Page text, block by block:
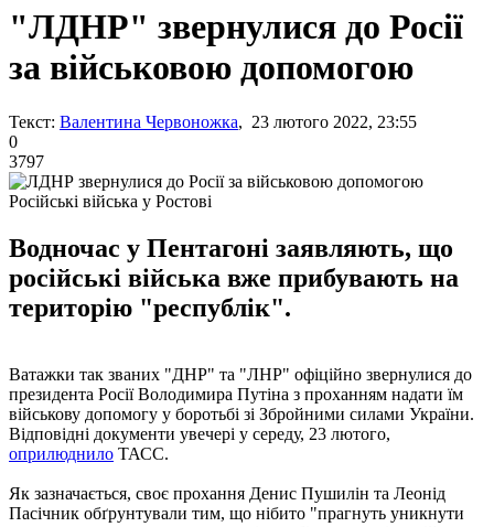
"ЛДНР" звернулися до Росії
за військовою допомогою
Текст: Валентина Червоножка, 23 лютого 2022, 23:55
0
3797
Російські війська у Ростові
Водночас у Пентагоні заявляють, що
російські війська вже прибувають на
територію "республік".
Ватажки так званих "ДНР" та "ЛНР" офіційно звернулися до
президента Росії Володимира Путіна з проханням надати їм
військову допомогу у боротьбі зі Збройними силами України.
Відповідні документи увечері у середу, 23 лютого,
оприлюднило ТАСС.
Як зазначається, своє прохання Денис Пушилін та Леонід
Пасічник обґрунтували тим, що нібито "прагнуть уникнути